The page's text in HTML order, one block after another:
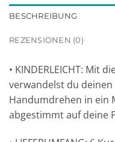
BESCHREIBUNG
REZENSIONEN (0)
• KINDERLEICHT: Mit
verwandelst du
Handumdrehen in ein
abgestimmt auf deine